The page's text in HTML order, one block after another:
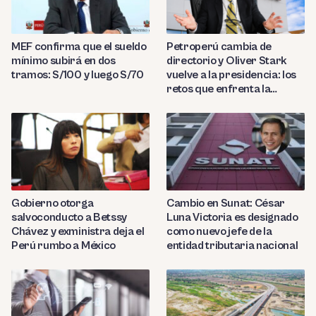
MEF confirma que el sueldo
mínimo subirá en dos
tramos: S/100 y luego S/70
Petroperú cambia de
directorio y Oliver Stark
vuelve a la presidencia: los
retos que enfrenta la
Gobierno otorga
salvoconducto a Betssy
Chávez y exministra deja el
Perú rumbo a México
Cambio en Sunat: César
Luna Victoria es designado
como nuevo jefe de la
entidad tributaria nacional